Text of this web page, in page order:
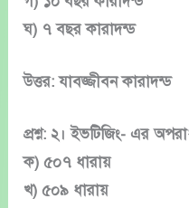
ঘ) ৭ বছর কারাদন্ড
উত্তর: যাবজ্জীবন কারাদন্ড
প্রশ্ন: ২। ইভটিজিং- এর
ক) ৫০৭ ধারায়
খ) ৫০৯ ধারায়